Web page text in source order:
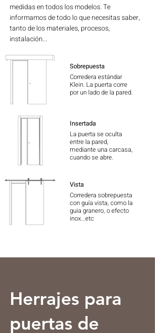
medidas en todos los modelos. Te
informamos de todo lo que necesitas saber,
tanto de los materiales, procesos,
instalación...
Sobrepuesta
Corredera estándar
Klein. La puerta corre
por un lado de la pared.
Insertada
La puerta se oculta
entre la pared,
mediante una carcasa,
cuando se abre.
Vista
Corredera sobrepuesta
con guía vista, como la
guia granero, o efecto
inox...etc
Herrajes para
puertas de